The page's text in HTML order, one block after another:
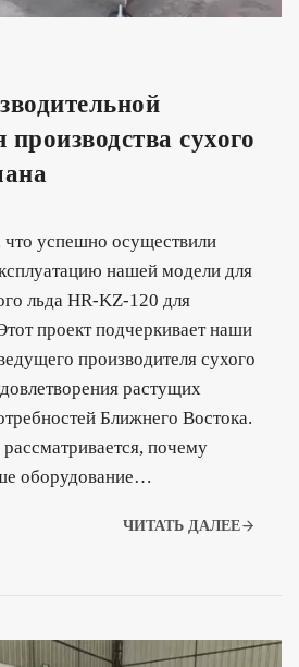
сухого
успешно осуществили
нашей модели для
льда HR-KZ-120 для
проект подчеркивает наши
производителя сухого
растущих
Ближнего Востока.
почему
оборудование…
ЧИТАТЬ ДАЛЕЕ